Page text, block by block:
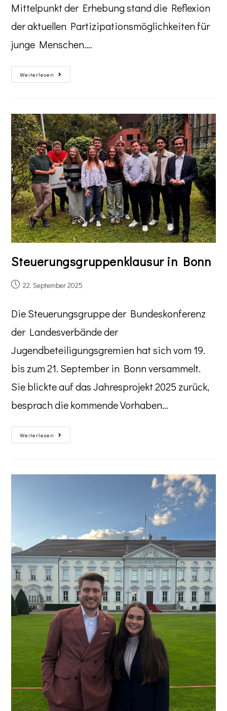
Mittelpunkt der Erhebung stand die Reflexion
der aktuellen Partizipationsmöglichkeiten für
junge Menschen.…
Weiterlesen
Steuerungsgruppenklausur in Bonn
22. September 2025
Die Steuerungsgruppe der Bundeskonferenz
der Landesverbände der
Jugendbeteiligungsgremien hat sich vom 19.
bis zum 21. September in Bonn versammelt.
Sie blickte auf das Jahresprojekt 2025 zurück,
besprach die kommende Vorhaben…
Weiterlesen